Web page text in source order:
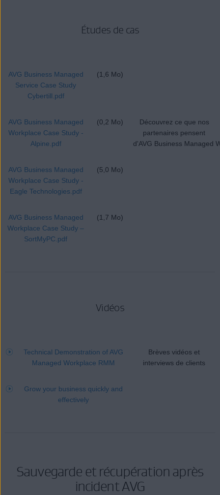
Études de cas
AVG Business Managed
Service Case Study
Cybertill.pdf
(1,6 Mo)
AVG Business Managed
Workplace Case Study -
Alpine.pdf
(0,2 Mo)
Découvrez ce que nos
partenaires pensent
d'AVG Business Managed
AVG Business Managed
Workplace Case Study -
Eagle Technologies.pdf
(5,0 Mo)
AVG Business Managed
Workplace Case Study –
SortMyPC.pdf
(1,7 Mo)
Vidéos
Technical Demonstration of AVG
Managed Workplace RMM
Brèves vidéos et
interviews de clients
Grow your business quickly and
effectively
Sauvegarde et récupération après
incident AVG